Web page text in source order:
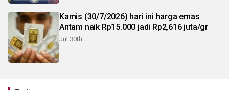
Kamis (30/7/2026) hari ini harga emas
Antam naik Rp15.000 jadi Rp2,616 juta/gr
Jul 30th